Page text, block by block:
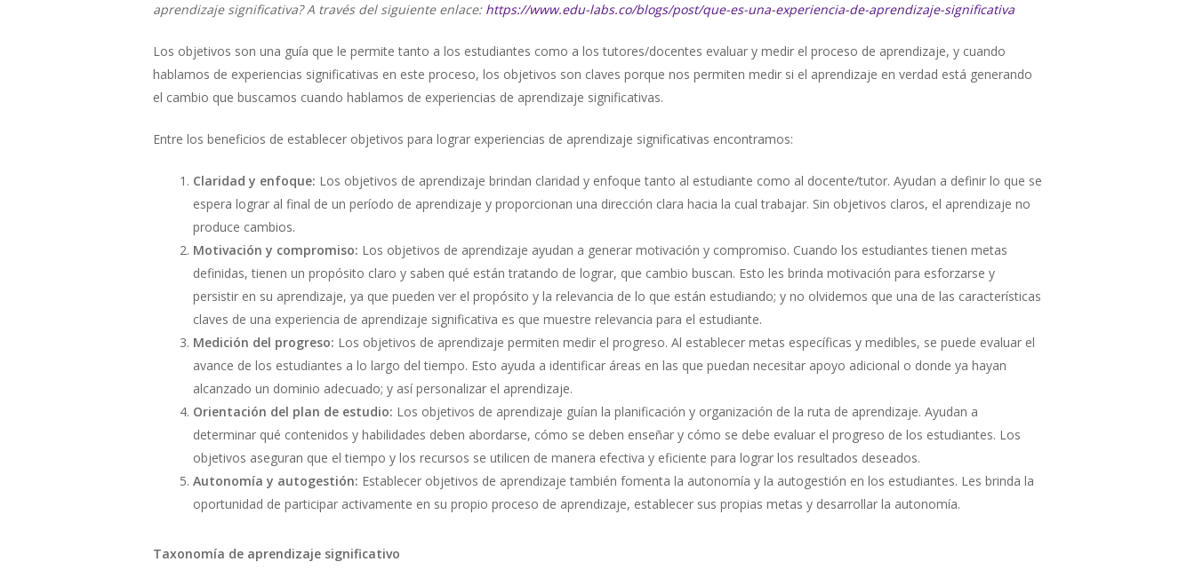
aprendizaje significativa? A través del siguiente enlace: https://www.edu-labs.co/blogs/post/que-es-una-experiencia-de-aprendizaje-significativa
Los objetivos son una guía que le permite tanto a los estudiantes como a los tutores/docentes evaluar y medir el proceso de aprendizaje, y cuando
hablamos de experiencias significativas en este proceso, los objetivos son claves porque nos permiten medir si el aprendizaje en verdad está generando
el cambio que buscamos cuando hablamos de experiencias de aprendizaje significativas.
Entre los beneficios de establecer objetivos para lograr experiencias de aprendizaje significativas encontramos:
Claridad y enfoque: Los objetivos de aprendizaje brindan claridad y enfoque tanto al estudiante como al docente/tutor. Ayudan a definir lo que se
espera lograr al final de un período de aprendizaje y proporcionan una dirección clara hacia la cual trabajar. Sin objetivos claros, el aprendizaje no
produce cambios.
Motivación y compromiso: Los objetivos de aprendizaje ayudan a generar motivación y compromiso. Cuando los estudiantes tienen metas
definidas, tienen un propósito claro y saben qué están tratando de lograr, que cambio buscan. Esto les brinda motivación para esforzarse y
persistir en su aprendizaje, ya que pueden ver el propósito y la relevancia de lo que están estudiando; y no olvidemos que una de las características
claves de una experiencia de aprendizaje significativa es que muestre relevancia para el estudiante.
Medición del progreso: Los objetivos de aprendizaje permiten medir el progreso. Al establecer metas específicas y medibles, se puede evaluar el
avance de los estudiantes a lo largo del tiempo. Esto ayuda a identificar áreas en las que puedan necesitar apoyo adicional o donde ya hayan
alcanzado un dominio adecuado; y así personalizar el aprendizaje.
Orientación del plan de estudio: Los objetivos de aprendizaje guían la planificación y organización de la ruta de aprendizaje. Ayudan a
determinar qué contenidos y habilidades deben abordarse, cómo se deben enseñar y cómo se debe evaluar el progreso de los estudiantes. Los
objetivos aseguran que el tiempo y los recursos se utilicen de manera efectiva y eficiente para lograr los resultados deseados.
Autonomía y autogestión: Establecer objetivos de aprendizaje también fomenta la autonomía y la autogestión en los estudiantes. Les brinda la
oportunidad de participar activamente en su propio proceso de aprendizaje, establecer sus propias metas y desarrollar la autonomía.
Taxonomía de aprendizaje significativo